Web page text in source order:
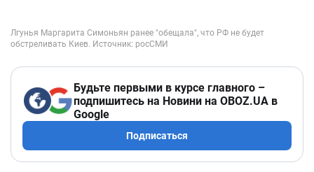
Будьте первыми в курсе главного –
подпишитесь на Новини на OBOZ.UA в
Google
Подписаться